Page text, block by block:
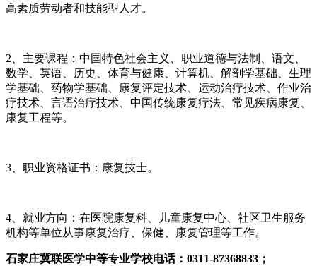
高素质劳动者和技能型人才。
2、主要课程：中国特色社会主义、职业道德与法制、语文、
数学、英语、历史、体育与健康、计算机、解剖学基础、生理
学基础、药物学基础、康复评定技术、运动治疗技术、作业治
疗技术、言语治疗技术、中国传统康复疗法、常见疾病康复、
康复工程等。
3、职业资格证书：康复技士。
4、就业方向：在医院康复科、儿童康复中心、社区卫生服务
机构等单位从事康复治疗、保健、康复管理等工作。
石家庄冀联医学中等专业学校电话：0311-87368833；